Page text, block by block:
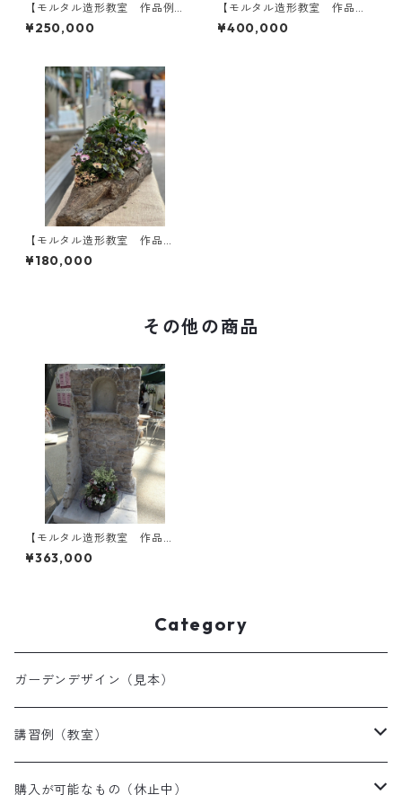
【モルタル造形教室 作品例
】そっと覗きたくなる漆喰は
がれの仕切り壁（寄せ植え付
¥250,000
【モルタル造形教室 作品
例】お店のディスプレイ①
（寄せ植え付き）
¥400,000
【モルタル造形教室 作品
例】 波風にさらされた流木
風コンテナ（寄せ植えつき）
¥180,000
その他の商品
【モルタル造形教室 作品
例】寄植えが映える、独立式
仕切り壁
¥363,000
Category
ガーデンデザイン（見本）
講習例（教室）
モルタルアート
購入が可能なもの（休止中）